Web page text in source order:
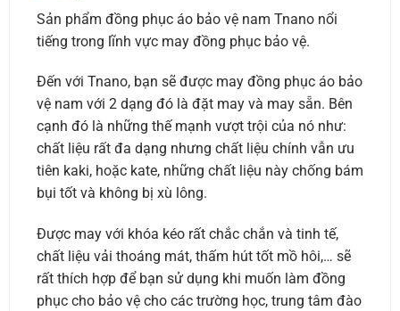
Sản phẩm đồng phục áo bảo vệ nam Tnano nổi
tiếng trong lĩnh vực may đồng phục bảo vệ.
Đến với Tnano, bạn sẽ được may đồng phục áo bảo
vệ nam với 2 dạng đó là đặt may và may sẵn. Bên
cạnh đó là những thế mạnh vượt trội của nó như:
chất liệu rất đa dạng nhưng chất liệu chính vẫn ưu
tiên kaki, hoặc kate, những chất liệu này chống bám
bụi tốt và không bị xù lông.
Được may với khóa kéo rất chắc chắn và tinh tế,
chất liệu vải thoáng mát, thấm hút tốt mồ hôi,… sẽ
rất thích hợp để bạn sử dụng khi muốn làm đồng
phục cho bảo vệ cho các trường học, trung tâm đào